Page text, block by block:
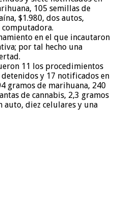
105 semillas de
$1.980, dos autos,
computadora.
en el que incautaron
por tal hecho una
11 los procedimientos
y 17 notificados en
gramos de marihuana, 240
de cannabis, 2,3 gramos
auto, diez celulares y una